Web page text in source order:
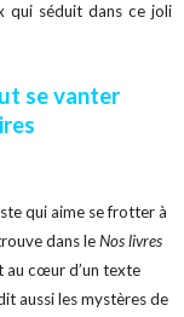
qui séduit dans ce joli
se vanter
qui aime se frotter à
dans leNos livres
au cœur d’un texte
aussi les mystères de